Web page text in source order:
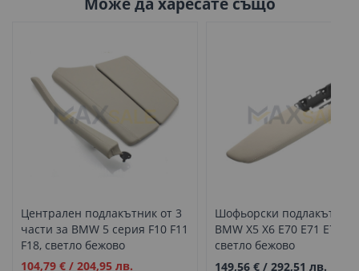
Централен подлакътник от 3
части за BMW 5 серия F10 F11
F18, светло бежово
Промо
104,79 € / 204,95 лв.
Шофьорски подлакътник
BMW X5 X6 E70 E71 E72,
светло бежово
149,56 €/ 292,51 лв.